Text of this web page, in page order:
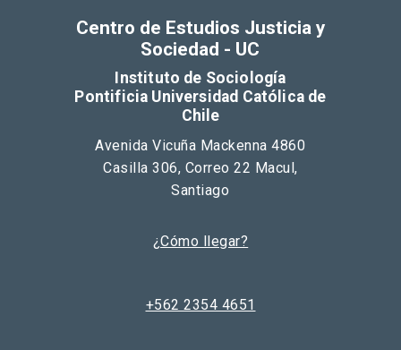
Centro de Estudios Justicia y
Sociedad - UC
Instituto de Sociología
Pontificia Universidad Católica de
Chile
Avenida Vicuña Mackenna 4860
Casilla 306, Correo 22 Macul,
Santiago
¿Cómo llegar?
+562 2354 4651